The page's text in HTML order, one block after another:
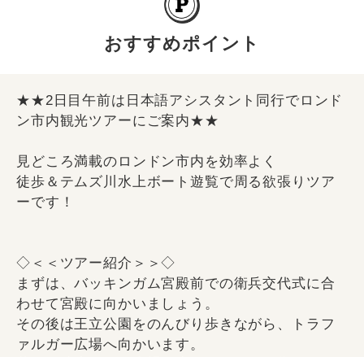
おすすめポイント
★★2日目午前は日本語アシスタント同行でロンド
ン市内観光ツアーにご案内★★
見どころ満載のロンドン市内を効率よく
徒歩＆テムズ川水上ボート遊覧で周る欲張りツア
ーです！
◇＜＜ツアー紹介＞＞◇
まずは、バッキンガム宮殿前での衛兵交代式に合
わせて宮殿に向かいましょう。
その後は王立公園をのんびり歩きながら、トラフ
ァルガー広場へ向かいます。